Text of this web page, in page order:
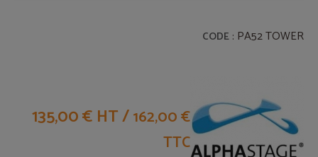
CODE : PA52 TOWER
135,00 € HT/162,00 €
TTC